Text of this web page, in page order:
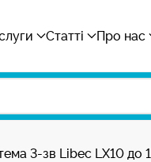
Статті Про нас
3-зв Libec LX10 до